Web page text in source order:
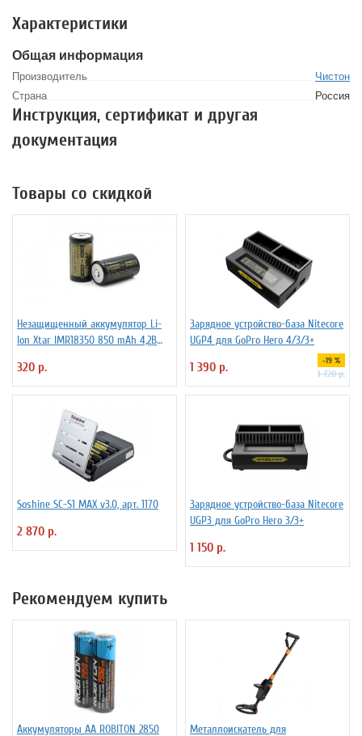
Характеристики
Общая информация
Производитель
Чистон
Страна
Россия
Инструкция, сертификат и другая
документация
Товары со скидкой
Незащищенный аккумулятор Li-
Ion Xtar IMR18350 850 mAh 4,2В
320 р.
Зарядное устройство-база Nitecore
UGP4 для GoPro Hero 4/3/3+
1 390 р. -19 %
1 720 р.
Soshine SC-S1 MAX v3.0, арт. 1170
2 870 р.
Зарядное устройство-база Nitecore
UGP3 для GoPro Hero 3/3+
1 150 р.
Рекомендуем купить
Аккумуляторы АА ROBITON 2850
Металлоискатель для